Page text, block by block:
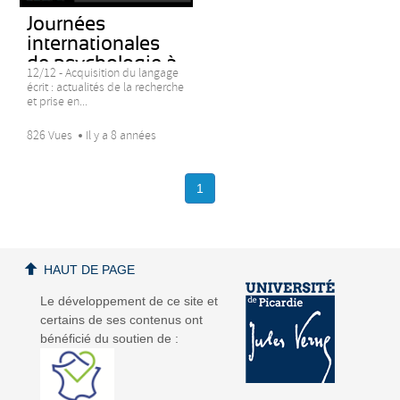
Journées
internationales
de psychologie à
Amiens
12/12 - Acquisition du langage
écrit : actualités de la recherche
et prise en...
826 Vues Il y a 8 années
1
Le développement de ce site et
certains de ses contenus ont
bénéficié du soutien de :
HAUT DE PAGE